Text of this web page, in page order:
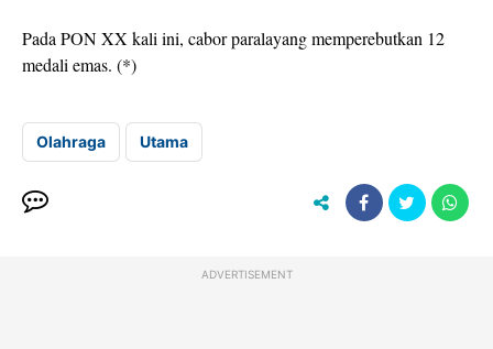
Pada PON XX kali ini, cabor paralayang memperebutkan 12
medali emas. (*)
Olahraga Utama
ADVERTISEMENT